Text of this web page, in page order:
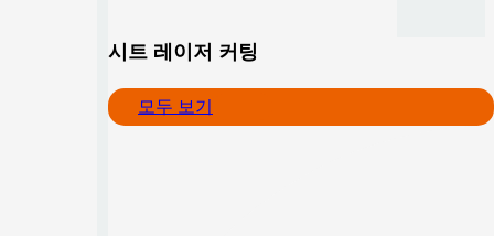
시트 레이저 커팅
모두 보기